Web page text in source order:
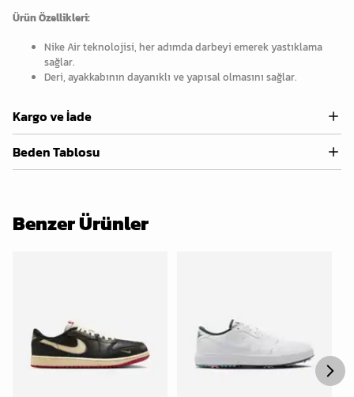
Ürün Özellikleri:
Nike Air teknolojisi, her adımda darbeyi emerek yastıklama
sağlar.
Deri, ayakkabının dayanıklı ve yapısal olmasını sağlar.
Kargo ve İade
Beden Tablosu
Benzer Ürünler